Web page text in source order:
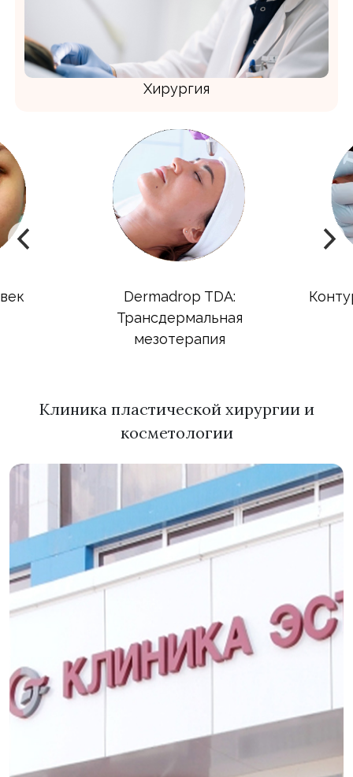
Хирургия
Dermadrop TDA:
Трансдермальная
мезотерапия
Клиника пластической хирургии и
косметологии